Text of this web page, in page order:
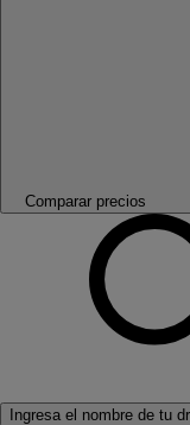
Comparar precios
Ingresa el nombre de tu